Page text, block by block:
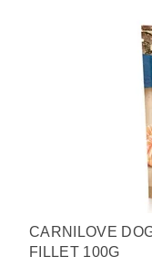
CARNILOVE
FILLET 100G